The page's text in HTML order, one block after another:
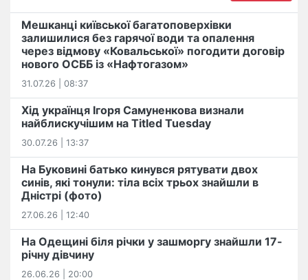
Мешканці київської багатоповерхівки
залишилися без гарячої води та опалення
через відмову «Ковальської» погодити договір
нового ОСББ із «Нафтогазом»
31.07.26 | 08:37
Хід українця Ігоря Самуненкова визнали
найблискучішим на Titled Tuesday
30.07.26 | 13:37
На Буковині батько кинувся рятувати двох
синів, які тонули: тіла всіх трьох знайшли в
Дністрі (фото)
27.06.26 | 12:40
На Одещині біля річки у зашморгу знайшли 17-
річну дівчину
26.06.26 | 20:00